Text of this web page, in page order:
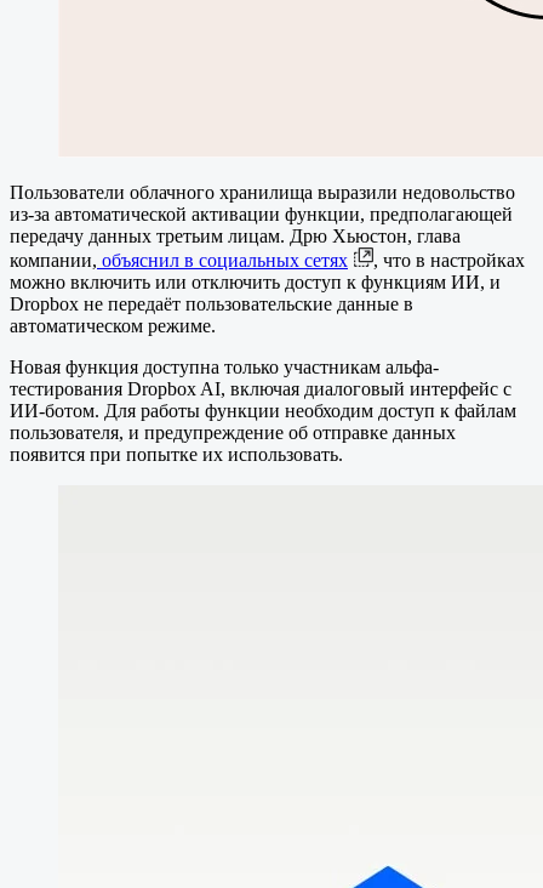
Пользователи облачного хранилища выразили недовольство
из-за автоматической активации функции, предполагающей
передачу данных третьим лицам. Дрю Хьюстон, глава
компании, объяснил в социальных сетях
, что в настройках
можно включить или отключить доступ к функциям ИИ, и
Dropbox не передаёт пользовательские данные в
автоматическом режиме.
Новая функция доступна только участникам альфа-
тестирования Dropbox AI, включая диалоговый интерфейс с
ИИ-ботом. Для работы функции необходим доступ к файлам
пользователя, и предупреждение об отправке данных
появится при попытке их использовать.